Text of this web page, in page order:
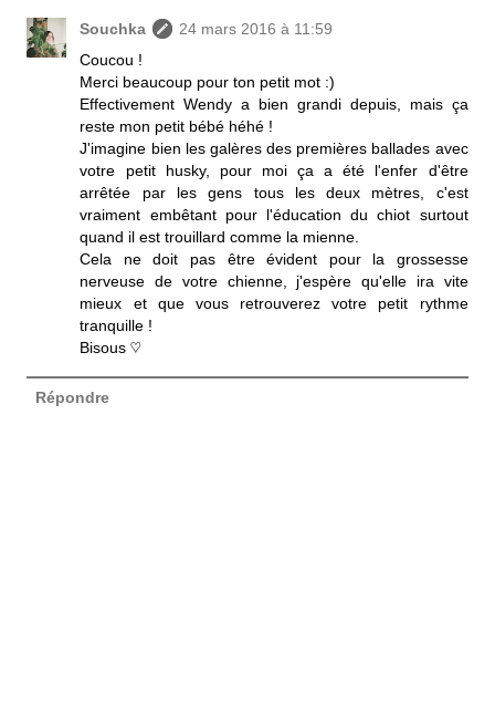
Souchka
24 mars 2016 à 11:59
Coucou !
Merci beaucoup pour ton petit mot :)
Effectivement Wendy a bien grandi depuis, mais ça
reste mon petit bébé héhé !
J'imagine bien les galères des premières ballades avec
votre petit husky, pour moi ça a été l'enfer d'être
arrêtée par les gens tous les deux mètres, c'est
vraiment embêtant pour l'éducation du chiot surtout
quand il est trouillard comme la mienne.
Cela ne doit pas être évident pour la grossesse
nerveuse de votre chienne, j'espère qu'elle ira vite
mieux et que vous retrouverez votre petit rythme
tranquille !
Bisous ♡
Répondre